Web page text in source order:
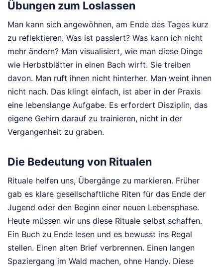
Übungen zum Loslassen
Man kann sich angewöhnen, am Ende des Tages kurz
zu reflektieren. Was ist passiert? Was kann ich nicht
mehr ändern? Man visualisiert, wie man diese Dinge
wie Herbstblätter in einen Bach wirft. Sie treiben
davon. Man ruft ihnen nicht hinterher. Man weint ihnen
nicht nach. Das klingt einfach, ist aber in der Praxis
eine lebenslange Aufgabe. Es erfordert Disziplin, das
eigene Gehirn darauf zu trainieren, nicht in der
Vergangenheit zu graben.
Die Bedeutung von Ritualen
Rituale helfen uns, Übergänge zu markieren. Früher
gab es klare gesellschaftliche Riten für das Ende der
Jugend oder den Beginn einer neuen Lebensphase.
Heute müssen wir uns diese Rituale selbst schaffen.
Ein Buch zu Ende lesen und es bewusst ins Regal
stellen. Einen alten Brief verbrennen. Einen langen
Spaziergang im Wald machen, ohne Handy. Diese